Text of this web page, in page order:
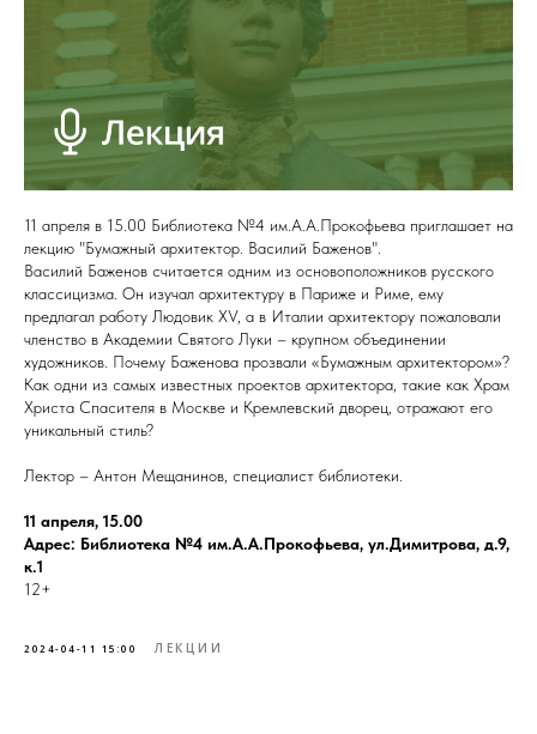
11 апреля в 15.00 Библиотека №4 им.А.А.Прокофьева приглашает на
лекцию "Бумажный архитектор. Василий Баженов".
Василий Баженов считается одним из основоположников русского
классицизма. Он изучал архитектуру в Париже и Риме, ему
предлагал работу Людовик XV, а в Италии архитектору пожаловали
членство в Академии Святого Луки – крупном объединении
художников. Почему Баженова прозвали «Бумажным архитектором»?
Как одни из самых известных проектов архитектора, такие как Храм
Христа Спасителя в Москве и Кремлевский дворец, отражают его
уникальный стиль?
Лектор – Антон Мещанинов, специалист библиотеки.
11 апреля, 15.00
Адрес: Библиотека №4 им.А.А.Прокофьева, ул.Димитрова, д.9,
к.1
12+
2024-04-11 15:00 ЛЕКЦИИ